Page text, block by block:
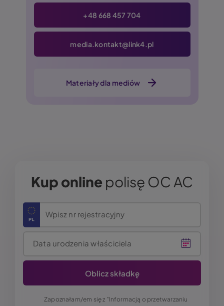
+48 668 457 704
media.kontakt@link4.pl
Materiały dla mediów
Kup online polisę OC AC
Wpisz nr rejestracyjny
Data urodzenia właściciela
Zapoznałam/em się z "Informacją o przetwarzaniu